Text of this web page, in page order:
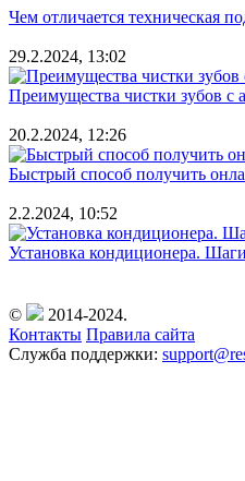
Чем отличается техническая
29.2.2024, 13:02
Преимущества чистки зубов с
20.2.2024, 12:26
Быстрый способ получить
2.2.2024, 10:52
Установка кондиционера.
©
2014-2024.
Контакты Правила сайта
Служба поддержки: